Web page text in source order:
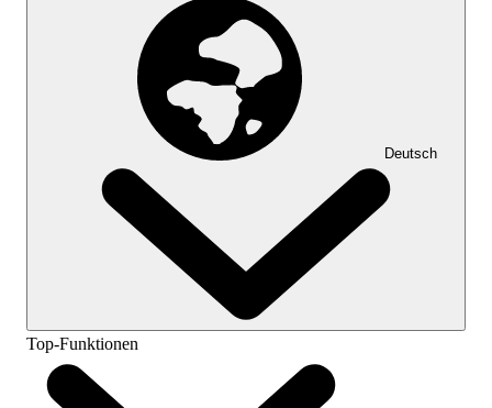
Deutsch
Top-Funktionen